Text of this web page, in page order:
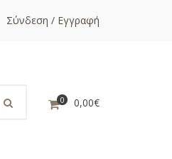
Σύνδεση / Εγγραφή
0 0,00€